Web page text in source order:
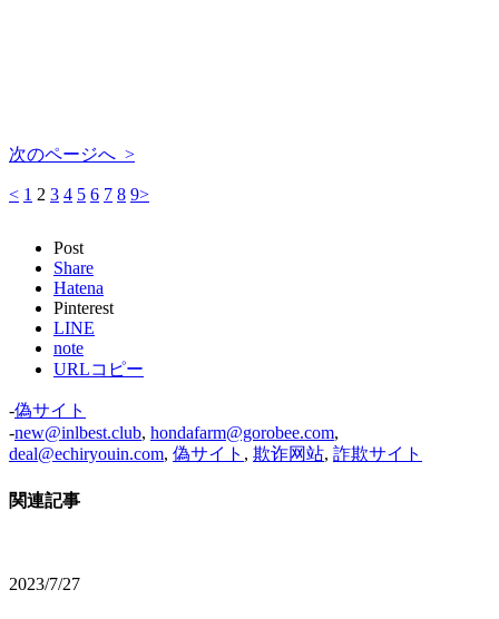
次のページへ >
< 1 2 3 4 5 6 7 8 9>
Post
Share
Hatena
Pinterest
LINE
note
URLコピー
-偽サイト
-new@inlbest.club, hondafarm@gorobee.com,
deal@echiryouin.com, 偽サイト , 欺诈网站, 詐欺サイト
関連記事
2023/7/27